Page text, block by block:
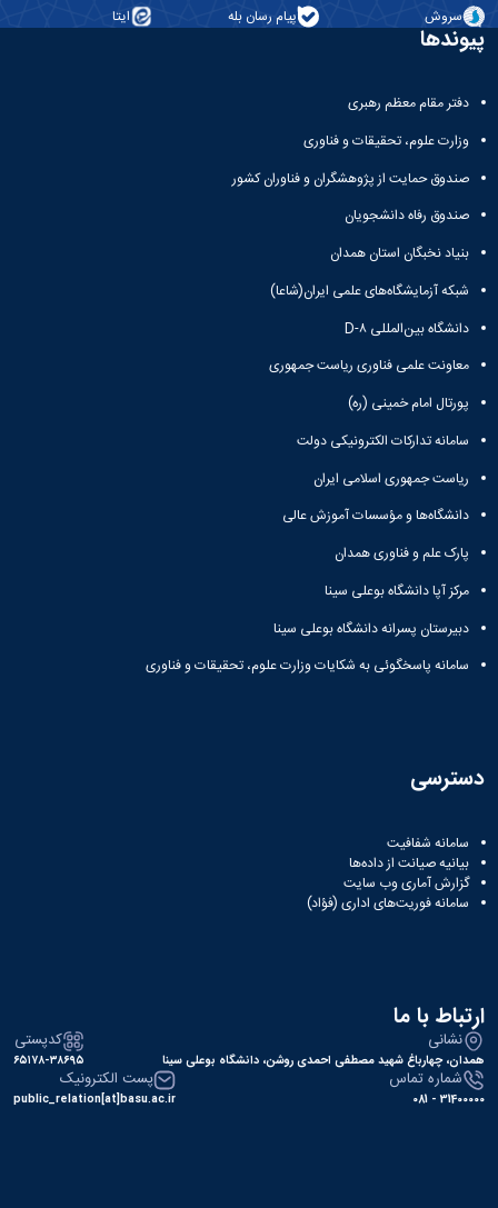
سروش پیام رسان بله ایتا
پیوندها
دفتر مقام معظم رهبری
وزارت علوم، تحقیقات و فناوری
صندوق حمایت از پژوهشگران و فناوران کشور
صندوق رفاه دانشجویان
بنیاد نخبگان استان همدان
شبکه آزمایشگاه‌های علمی ایران(شاعا)
دانشگاه بین‌المللی D-۸
معاونت علمی فناوری ریاست جمهوری
پورتال امام خمینی (ره)
سامانه تدارکات الکترونیکی دولت
ریاست جمهوری اسلامی ایران
دانشگاه‌ها و مؤسسات آموزش عالی
پارک علم و فناوری همدان
مرکز آپا دانشگاه بوعلی سینا
دبیرستان پسرانه دانشگاه بوعلی سینا
سامانه پاسخگوئی به شکایات وزارت علوم، تحقیقات و فناوری
دسترسی
سامانه شفافیت
بیانیه صیانت از داده‌ها
گزارش آماری وب‌ سایت
سامانه فوریت‌های اداری (فؤاد)
ارتباط با ما
نشانی
همدان، چهارباغ شهید مصطفی احمدی روشن، دانشگاه بوعلی سینا
کدپستی
۶۵۱۷۸-۳۸۶۹۵
شماره تماس
31400000 - 081
پست الکترونیک
public_relation[at]basu.ac.ir